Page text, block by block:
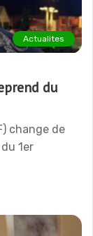
Actualites
du
change de
1er